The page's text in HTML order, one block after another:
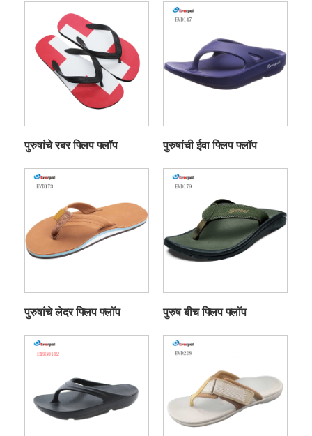
पुरुषांचे रबर फ्लिप फ्लॉप पुरुषांची ईवा फ्लिप फ्लॉप
पुरुषांचे लेदर फ्लिप फ्लॉप पुरुष बीच फ्लिप फ्लॉप